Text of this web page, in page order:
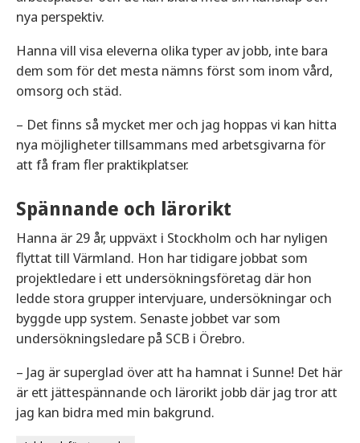
nya perspektiv.
Hanna vill visa eleverna olika typer av jobb, inte bara
dem som för det mesta nämns först som inom vård,
omsorg och städ.
– Det finns så mycket mer och jag hoppas vi kan hitta
nya möjligheter tillsammans med arbetsgivarna för
att få fram fler praktikplatser.
Spännande och lärorikt
Hanna är 29 år, uppväxt i Stockholm och har nyligen
flyttat till Värmland. Hon har tidigare jobbat som
projektledare i ett undersökningsföretag där hon
ledde stora grupper intervjuare, undersökningar och
byggde upp system. Senaste jobbet var som
undersökningsledare på SCB i Örebro.
– Jag är superglad över att ha hamnat i Sunne! Det här
är ett jättespännande och lärorikt jobb där jag tror att
jag kan bidra med min bakgrund.